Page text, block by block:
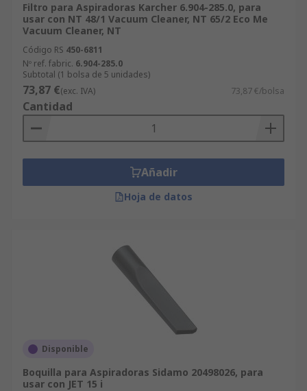
Filtro para Aspiradoras Karcher 6.904-285.0, para
usar con NT 48/1 Vacuum Cleaner, NT 65/2 Eco Me
Vacuum Cleaner, NT
Código RS 450-6811
Nº ref. fabric. 6.904-285.0
Subtotal (1 bolsa de 5 unidades)
73,87 €(exc. IVA) 73,87 €/bolsa
Cantidad
Añadir
Hoja de datos
Disponible
Boquilla para Aspiradoras Sidamo 20498026, para
usar con JET 15 i